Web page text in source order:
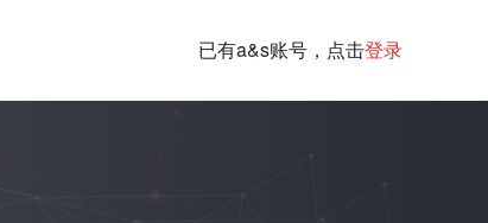
已有a&s账号，点击登录